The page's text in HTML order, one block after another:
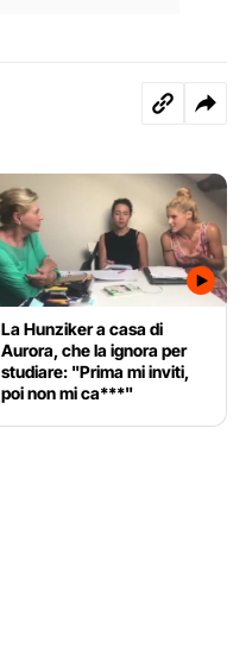
La Hunziker a casa di
Aurora, che la ignora per
studiare: "Prima mi inviti,
poi non mi ca***"